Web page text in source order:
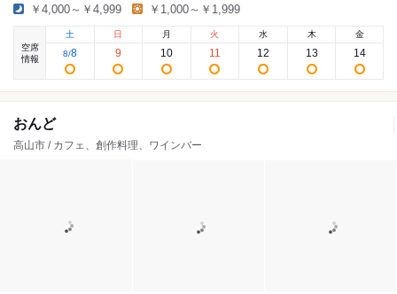
￥4,000～￥4,999 ￥1,000～￥1,999
空席
情報
土
8/8
日
9
月
10
火
11
水
12
木
13
金
14
おんど
高山市 / カフェ、創作料理、ワインバー